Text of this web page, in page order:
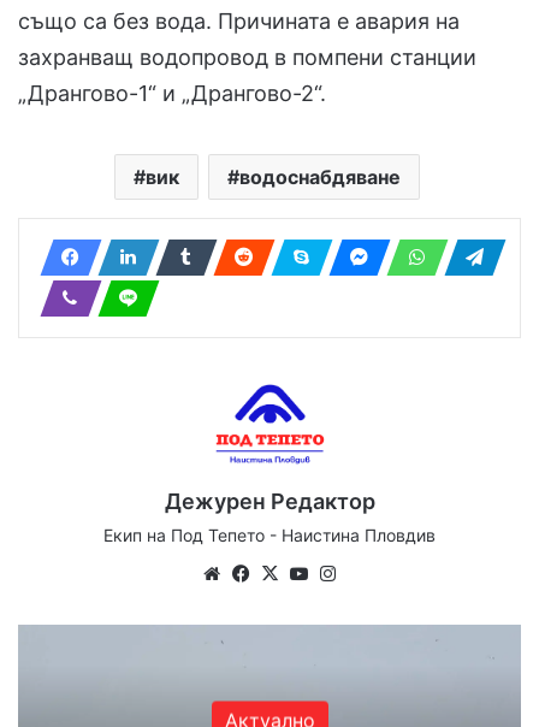
също са без вода. Причината е авария на
захранващ водопровод в помпени станции
„Дрангово-1“ и „Дрангово-2“.
вик водоснабдяване
Дежурен Редактор
Екип на Под Тепето - Наистина Пловдив
WebsiteFacebook
X YouTube
Актуално